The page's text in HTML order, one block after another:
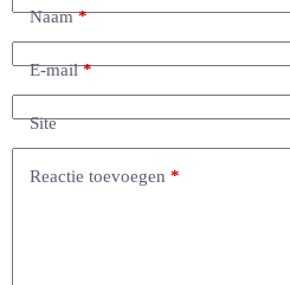
Naam*
E-mail*
Site
Reactie toevoegen *